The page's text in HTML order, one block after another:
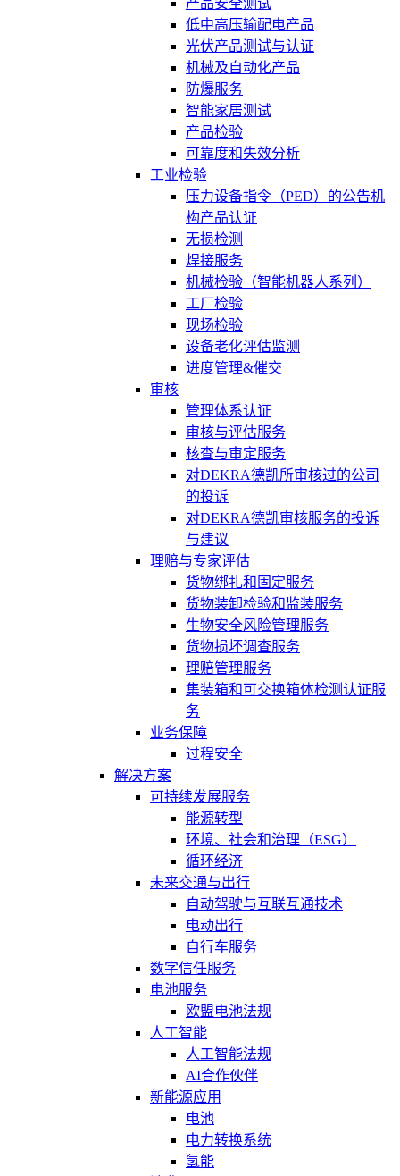
低中高压输配电产品
光伏产品测试与认证
机械及自动化产品
防爆服务
智能家居测试
产品检验
可靠度和失效分析
工业检验
压力设备指令（PED）的公告机
构产品认证
无损检测
焊接服务
机械检验（智能机器人系列）
工厂检验
现场检验
设备老化评估监测
进度管理&催交
审核
管理体系认证
审核与评估服务
核查与审定服务
对DEKRA德凯所审核过的公司
的投诉
对DEKRA德凯审核服务的投诉
与建议
理赔与专家评估
货物绑扎和固定服务
货物装卸检验和监装服务
生物安全风险管理服务
货物损坏调查服务
理赔管理服务
集装箱和可交换箱体检测认证服
务
业务保障
过程安全
解决方案
可持续发展服务
能源转型
环境、社会和治理（ESG）
循环经济
未来交通与出行
自动驾驶与互联互通技术
电动出行
自行车服务
数字信任服务
电池服务
欧盟电池法规
人工智能
人工智能法规
AI合作伙伴
新能源应用
电池
电力转换系统
氢能